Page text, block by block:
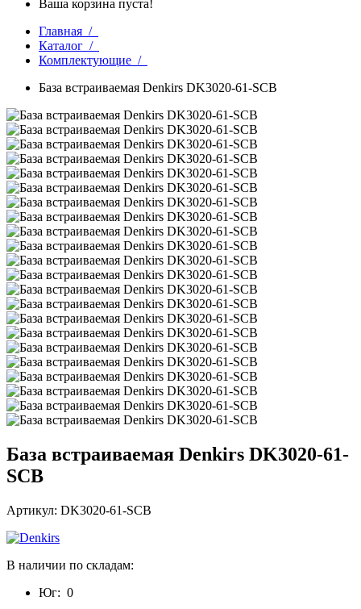
Ваша корзина пуста!
Главная /
Каталог /
Комплектующие /
База встраиваемая Denkirs DK3020-61-SCB
База встраиваемая Denkirs DK3020-61-
SCB
Артикул: DK3020-61-SCB
В наличии по складам:
Юг: 0